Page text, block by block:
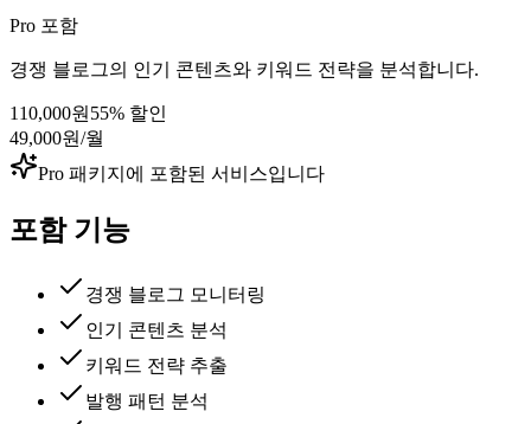
Pro 포함
경쟁 블로그의 인기 콘텐츠와 키워드 전략을 분석합니다.
110,000원 55% 할인
49,000원/월
Pro 패키지에 포함된 서비스입니다
포함 기능
경쟁 블로그 모니터링
인기 콘텐츠 분석
키워드 전략 추출
발행 패턴 분석